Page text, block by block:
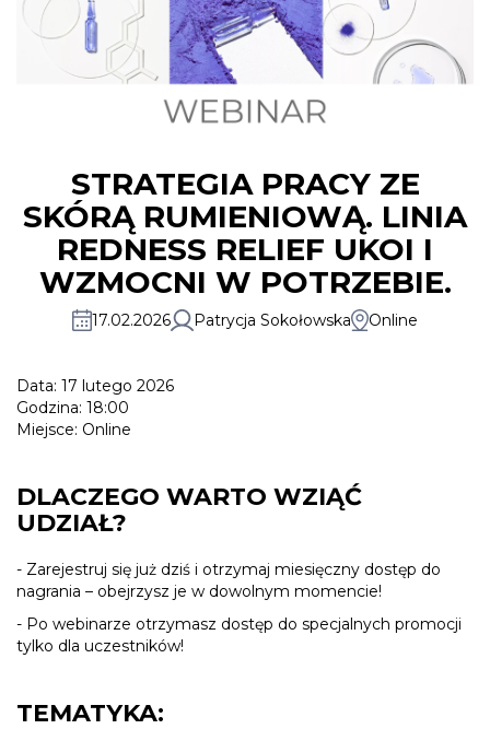
STRATEGIA PRACY ZE
SKÓRĄ RUMIENIOWĄ. LINIA
REDNESS RELIEF UKOI I
WZMOCNI W POTRZEBIE.
17.02.2026 Patrycja Sokołowska Online
Data: 17 lutego 2026
Godzina: 18:00
Miejsce: Online
DLACZEGO WARTO WZIĄĆ
UDZIAŁ?
- Zarejestruj się już dziś i otrzymaj miesięczny dostęp do
nagrania – obejrzysz je w dowolnym momencie!
- Po webinarze otrzymasz dostęp do specjalnych promocji
tylko dla uczestników!
TEMATYKA: